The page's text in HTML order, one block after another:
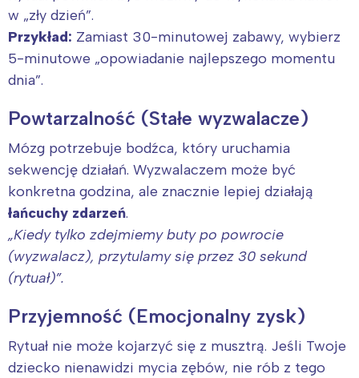
w „zły dzień”.
Przykład: Zamiast 30-minutowej zabawy, wybierz
5-minutowe „opowiadanie najlepszego momentu
dnia”.
Powtarzalność (Stałe wyzwalacze)
Mózg potrzebuje bodźca, który uruchamia
sekwencję działań. Wyzwalaczem może być
konkretna godzina, ale znacznie lepiej działają
łańcuchy zdarzeń.
„Kiedy tylko zdejmiemy buty po powrocie
(wyzwalacz), przytulamy się przez 30 sekund
(rytuał)”.
Przyjemność (Emocjonalny zysk)
Rytuał nie może kojarzyć się z musztrą. Jeśli Twoje
dziecko nienawidzi mycia zębów, nie rób z tego